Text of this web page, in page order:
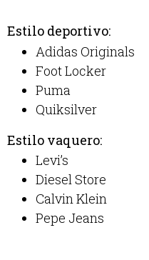
Estilo deportivo:
Adidas Originals
Foot Locker
Puma
Quiksilver
Estilo vaquero:
Levi’s
Diesel Store
Calvin Klein
Pepe Jeans